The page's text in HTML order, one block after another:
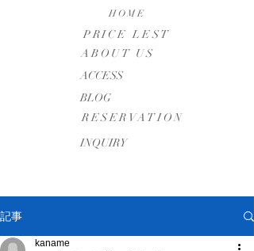
HOME
PRICE LEST
ABOUT US
​ACCESS
BLOG
RESERVATION
INQUIRY
記事
kaname